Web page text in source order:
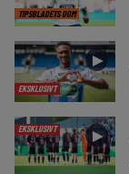
TIPSBLADETS DOM
EKSKLUSIVT
►
EKSKLUSIVT ►